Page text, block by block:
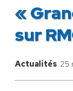
«
sur
Actualités 25